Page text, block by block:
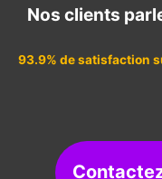
Nos clients
93.9% de satisfaction